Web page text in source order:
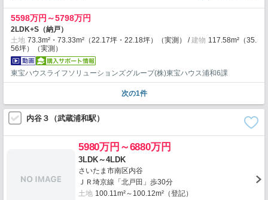
5598万円～5798万円
2LDK+S（納戸）
土地 73.3m²・73.33m²（22.17坪・22.18坪）（実測） 建物 117.58m²（35.
56坪）（実測）
東宝ハウスライフソリューションズグループ(株)東宝ハウス浦和6課
次の1件
内谷３（武蔵浦和駅）
5980万円～6880万円
3LDK～4LDK
さいたま市南区内谷
ＪＲ埼京線「北戸田」歩30分
土地 100.11m²～100.12m²（登記）